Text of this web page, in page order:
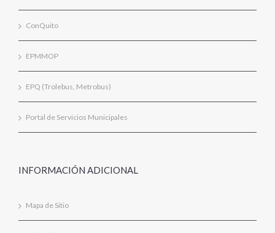
ConQuito
EPMMOP
EPQ (Trolebus, Metrobus)
Portal de Servicios Municipales
INFORMACIÓN ADICIONAL
Mapa de Sitio